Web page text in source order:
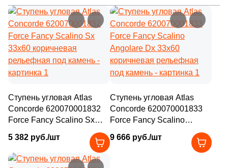
Ступень угловая Atlas
Concorde 620070001832
Force Fancy Scalino Sx
рельефная под камень
5 382 руб./шт
Ступень угловая Atlas
Concorde 620070001833
Force Fancy Scalino
коричневая рельефная
9 666 руб./шт